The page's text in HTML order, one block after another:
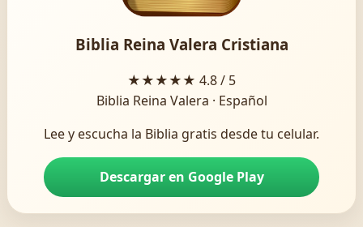
Biblia Reina Valera Cristiana
★★★★★ 4.8 / 5
Biblia Reina Valera · Español
Lee y escucha la Biblia gratis desde tu celular.
Descargar en Google Play